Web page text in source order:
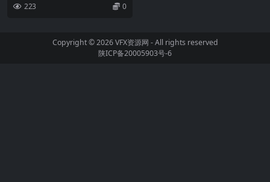
223 0
Copyright © 2026VFX资源网 - All rights reserved
陕ICP备20005903号-6